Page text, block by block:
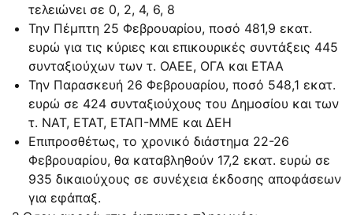
τελειώνει σε 0, 2, 4, 6, 8
Την Πέμπτη 25 Φεβρουαρίου, ποσό 481,9 εκατ.
ευρώ για τις κύριες και επικουρικές συντάξεις 445
συνταξιούχων των τ. ΟΑΕΕ, ΟΓΑ και ΕΤΑΑ
Την Παρασκευή 26 Φεβρουαρίου, ποσό 548,1 εκατ.
ευρώ σε 424 συνταξιούχους του Δημοσίου και των
τ. ΝΑΤ, ΕΤΑΤ, ΕΤΑΠ-ΜΜΕ και ΔΕΗ
Επιπροσθέτως, το χρονικό διάστημα 22-26
Φεβρουαρίου, θα καταβληθούν 17,2 εκατ. ευρώ σε
935 δικαιούχους σε συνέχεια έκδοσης αποφάσεων
για εφάπαξ.